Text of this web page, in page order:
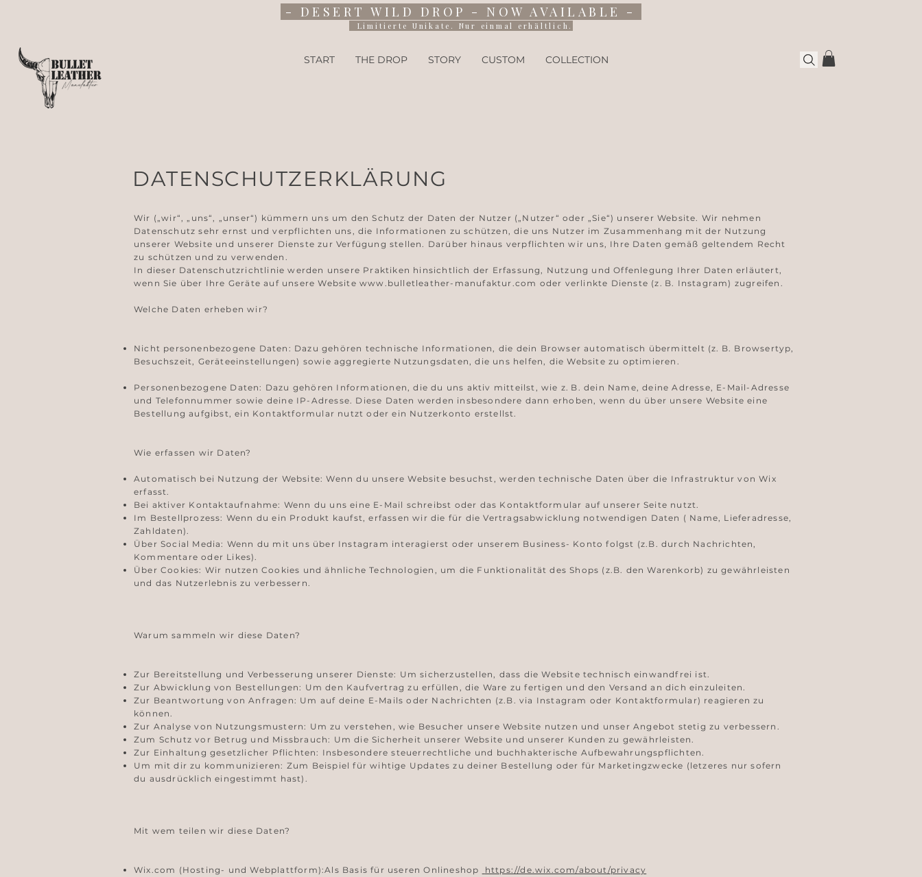
- DESERT WILD DROP - NOW AVAILABLE -
Limitierte Unikate. Nur einmal erhältlich.
START THE DROP STORY CUSTOM COLLECTION
DATENSCHUTZERKLÄRUNG
​Wir („wir“, „uns“, „unser“) kümmern uns um den Schutz der Daten der Nutzer („Nutzer“ oder „Sie“) unserer Website. Wir nehmen
Datenschutz sehr ernst und verpflichten uns, die Informationen zu schützen, die uns Nutzer im Zusammenhang mit der Nutzung
unserer Website und unserer Dienste zur Verfügung stellen. Darüber hinaus verpflichten wir uns, Ihre Daten gemäß geltendem Recht
zu schützen und zu verwenden.
In dieser Datenschutzrichtlinie werden unsere Praktiken hinsichtlich der Erfassung, Nutzung und Offenlegung Ihrer Daten erläutert,
wenn Sie über Ihre Geräte auf unsere Websitewww.bulletleather-manufaktur.com oder verlinkte Dienste (z. B. Instagram) zugreifen.
Welche Daten erheben wir?
Nicht personenbezogene Daten: Dazu gehören technische Informationen, die dein Browser automatisch übermittelt (z. B. Browsertyp,
Besuchszeit, Geräteeinstellungen) sowie aggregierte Nutzungsdaten, die uns helfen, die Website zu optimieren.
Personenbezogene Daten: Dazu gehören Informationen, die du uns aktiv mitteilst, wie z. B. dein Name, deine Adresse, E-Mail-Adresse
und Telefonnummer sowie deine IP-Adresse. Diese Daten werden insbesondere dann erhoben, wenn du über unsere Website eine
Bestellung aufgibst, ein Kontaktformular nutzt oder ein Nutzerkonto erstellst.
Wie erfassen wir Daten?
Automatisch bei Nutzung der Website: Wenn du unsere Website besuchst, werden technische Daten über die Infrastruktur von Wix
erfasst.
Bei aktiver Kontaktaufnahme: Wenn du uns eine E-Mail schreibst oder das Kontaktformular auf unserer Seite nutzt.
Im Bestellprozess: Wenn du ein Produkt kaufst, erfassen wir die für die Vertragsabwicklung notwendigen Daten ( Name, Lieferadresse,
Zahldaten).
Über Social Media: Wenn du mit uns über Instagram interagierst oder unserem Business- Konto folgst (z.B. durch Nachrichten,
Kommentare oder Likes).
Über Cookies: Wir nutzen Cookies und ähnliche Technologien, um die Funktionalität des Shops (z.B. den Warenkorb) zu gewährleisten
und das Nutzerlebnis zu verbessern.
Warum sammeln wir diese Daten?
Zur Bereitstellung und Verbesserung unserer Dienste: Um sicherzustellen, dass die Website technisch einwandfrei ist.
Zur Abwicklung von Bestellungen: Um den Kaufvertrag zu erfüllen, die Ware zu fertigen und den Versand an dich einzuleiten.
Zur Beantwortung von Anfragen: Um auf deine E-Mails oder Nachrichten (z.B. via Instagram oder Kontaktformular) reagieren zu
können.
Zur Analyse von Nutzungsmustern: Um zu verstehen, wie Besucher unsere Website nutzen und unser Angebot stetig zu verbessern.
Zum Schutz vor Betrug und Missbrauch: Um die Sicherheit unserer Website und unserer Kunden zu gewährleisten.
Zur Einhaltung gesetzlicher Pflichten: Insbesondere steuerrechtliche und buchhakterische Aufbewahrungspflichten.
Um mit dir zu kommunizieren: Zum Beispiel für wihtige Updates zu deiner Bestellung oder für Marketingzwecke (letzeres nur sofern
du ausdrücklich eingestimmt hast).
Mit wem teilen wir diese Daten?​
Wix.com (Hosting- und Webplattform):Als Basis für useren Onlineshop
https://de.wix.com/about/privacy